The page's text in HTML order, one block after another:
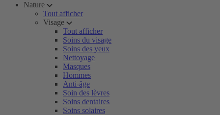
Nature
Tout afficher
Visage
Tout afficher
Soins du visage
Soins des yeux
Nettoyage
Masques
Hommes
Anti-âge
Soin des lèvres
Soins dentaires
Soins solaires